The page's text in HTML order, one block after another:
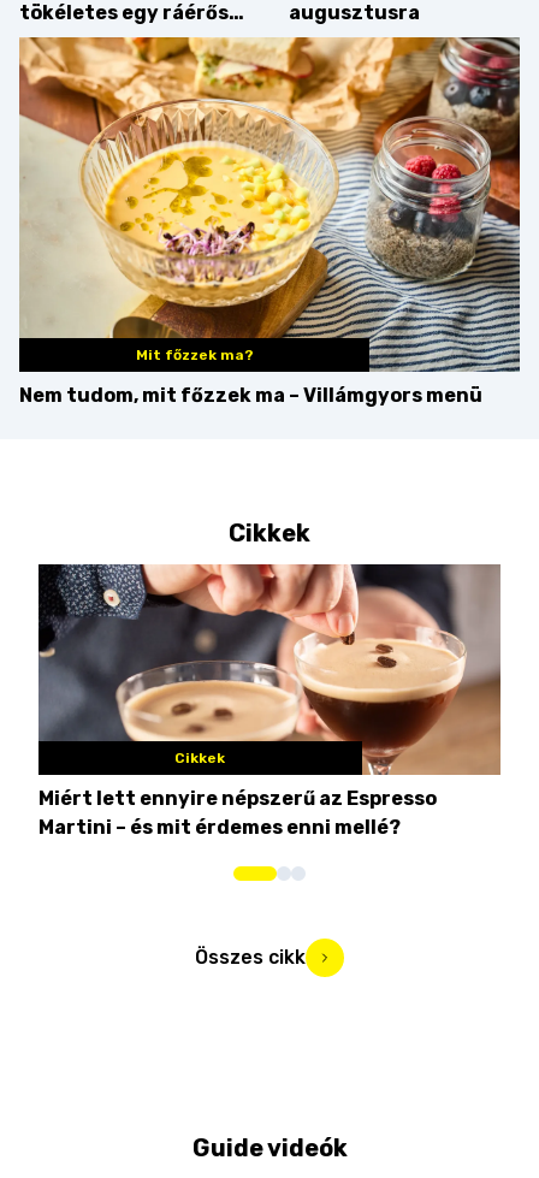
tökéletes egy ráérős
hétvégi ebédhez
augusztusra
Mit főzzek ma?
Nem tudom, mit főzzek ma – Villámgyors menü
Cikkek
Cikkek
Miért lett ennyire népszerű az Espresso
Martini – és mit érdemes enni mellé?
Összes cikk
Guide videók